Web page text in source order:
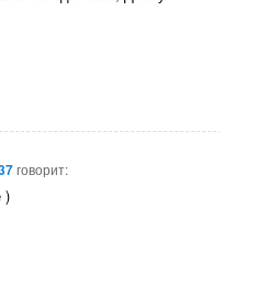
говорит:
)